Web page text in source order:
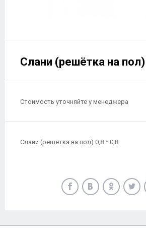
Слани (решётка на
Стоимость уточняйте у менеджера
Слани (решётка на пол) 0,8 * 0,8